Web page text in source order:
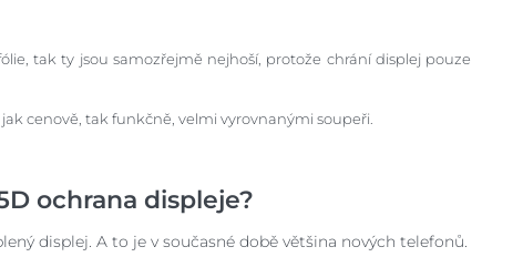
tak ty jsou samozřejmě nejhoší, protože chrání displej pouze
cenově, tak funkčně, velmi vyrovnanými soupeři.
ochrana displeje?
displej. A to je v současné době většina nových telefonů.